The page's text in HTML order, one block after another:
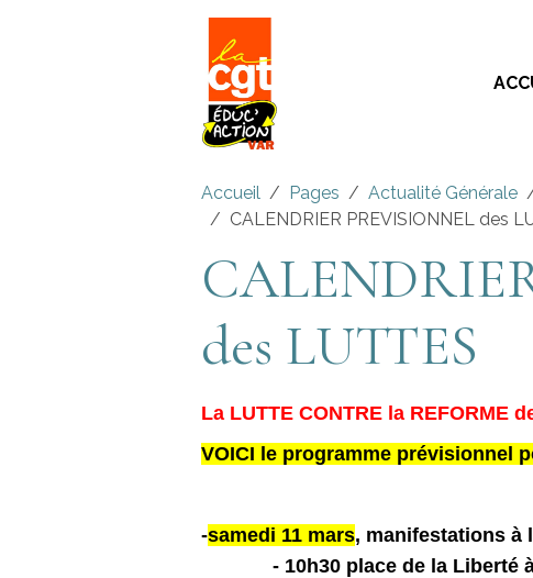
Accueil Pages Actualité Générale
CALENDRIER PREVISIONNEL des
des LUTTES
La LUTTE CONTRE la REFORME
VOICI le programme prévisionnel
-samedi 11 mars, manifestations à
- 10h30 place de la Liberté à